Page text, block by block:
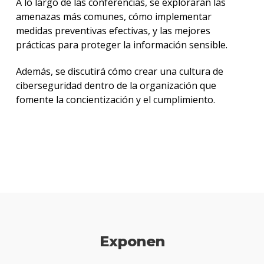
amenazas más comunes, cómo implementar
medidas preventivas efectivas, y las mejores
prácticas para proteger la información sensible.
Además, se discutirá cómo crear una cultura de
ciberseguridad dentro de la organización que
fomente la concientización y el cumplimiento.
Exponen